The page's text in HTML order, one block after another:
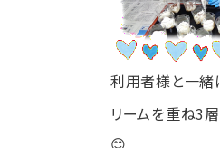
利用者様と一
リームを重ね3
😊 ほろ苦さ